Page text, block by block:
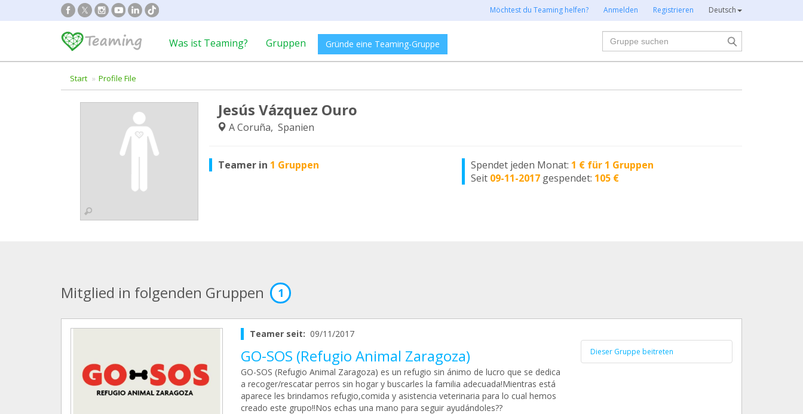
Möchtest du Teaming helfen? Anmelden Registrieren Deutsch
Was ist Teaming? Gruppen Gründe eine Teaming-Gruppe
Suche
Start Profile File
Jesús Vázquez Ouro
A Coruña, Spanien
Teamer in 1 Gruppen Spendet jeden Monat: 1 € für 1 Gruppen
Seit 09-11-2017 gespendet: 105 €
Mitglied in folgenden Gruppen 1
Teamer seit: 09/11/2017
GO-SOS (Refugio Animal Zaragoza)
GO-SOS (Refugio Animal Zaragoza) es un refugio sin ánimo de lucro que se dedica
a recoger/rescatar perros sin hogar y buscarles la familia adecuada!Mientras está
aparece les brindamos refugio,comida y asistencia veterinaria para lo cual hemos
creado este grupo!!Nos echas una mano para seguir ayudándoles??
Dieser Gruppe beitreten